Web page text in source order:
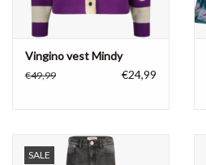
Vingino vest Mindy
€49,99 €24,99
SALE